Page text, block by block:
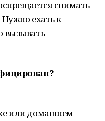
снимать
Нужно ехать к
вызывать
или домашнем